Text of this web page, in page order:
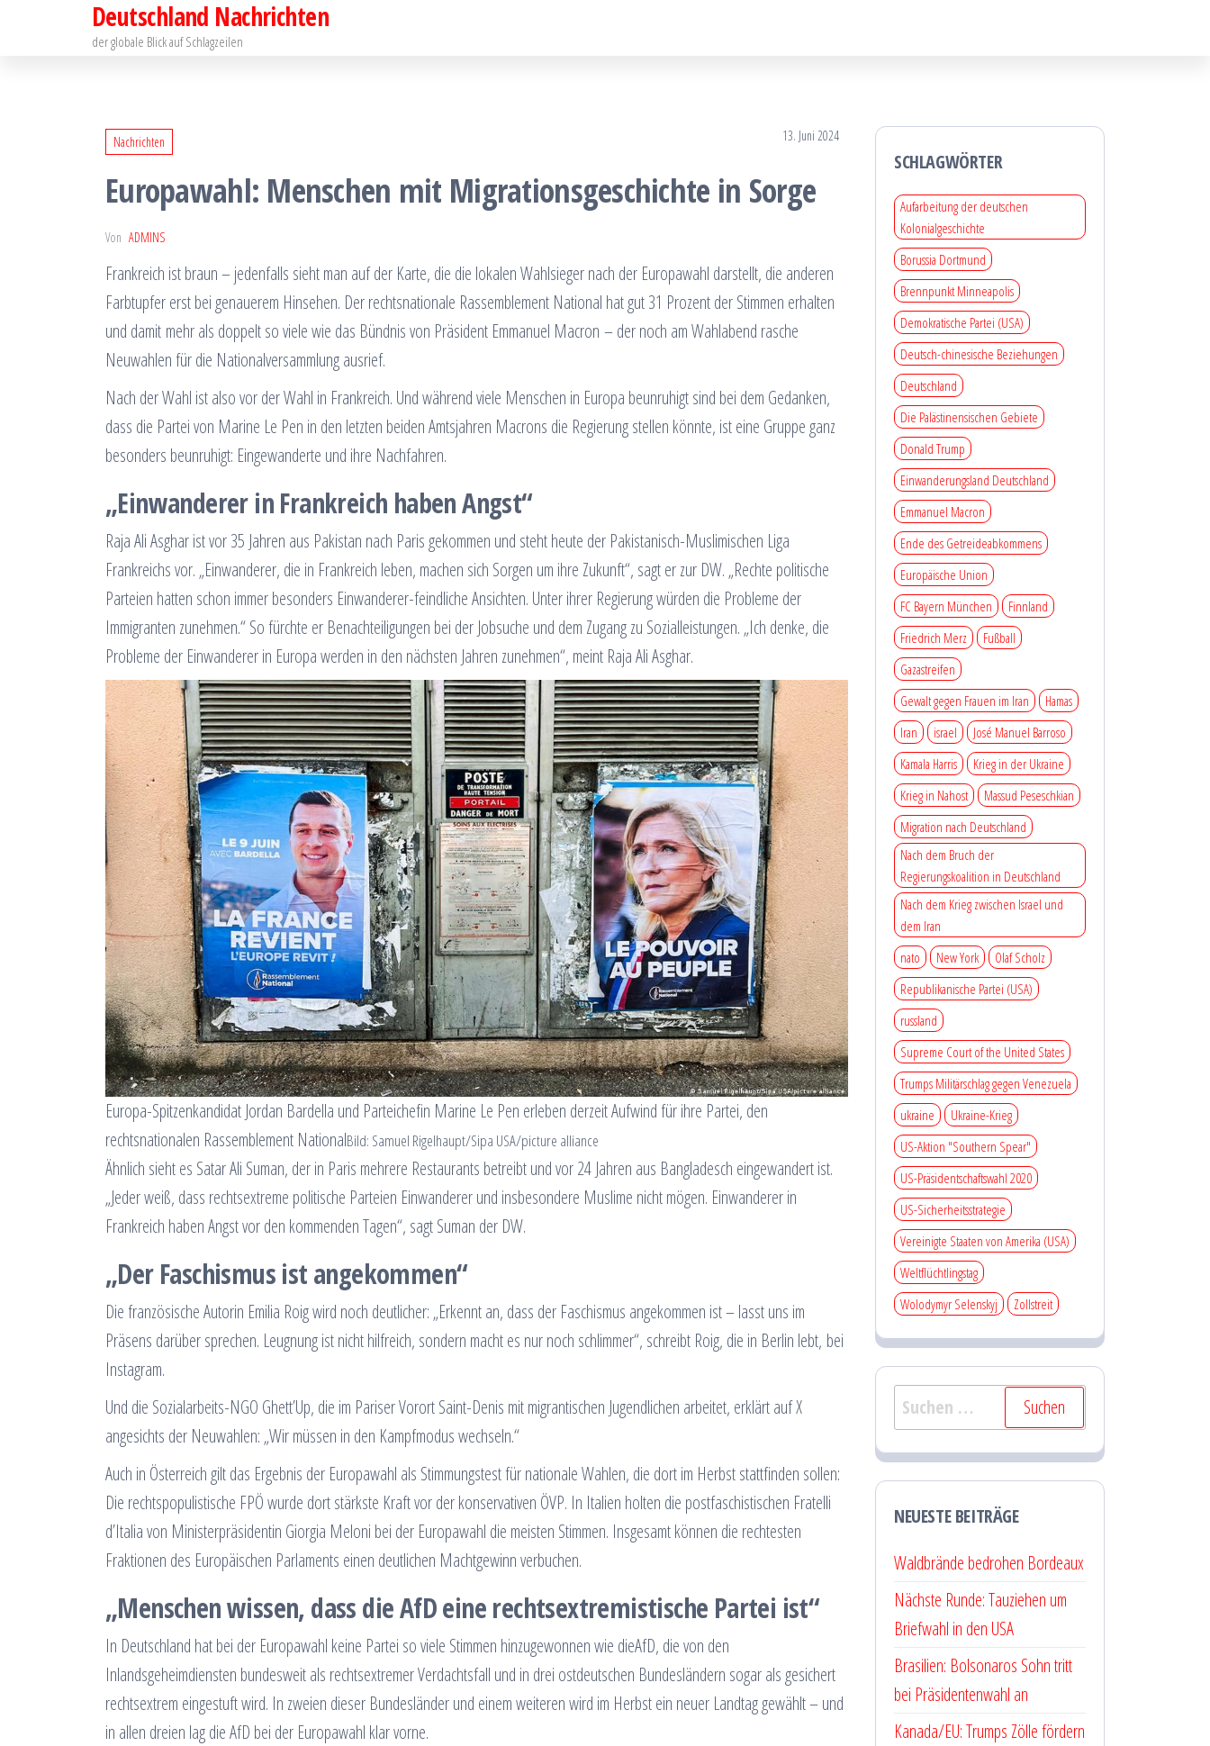
Deutschland Nachrichten
der globale Blick auf Schlagzeilen
Nachrichten 13. Juni 2024
Europawahl: Menschen mit Migrationsgeschichte in Sorge
Von ADMINS
Frankreich ist braun – jedenfalls sieht man auf der Karte, die die lokalen Wahlsieger nach der Europawahl darstellt, die anderen
Farbtupfer erst bei genauerem Hinsehen. Der rechtsnationale Rassemblement National hat gut 31 Prozent der Stimmen erhalten
und damit mehr als doppelt so viele wie das Bündnis von Präsident Emmanuel Macron – der noch am Wahlabend rasche
Neuwahlen für die Nationalversammlung ausrief.
Nach der Wahl ist also vor der Wahl in Frankreich. Und während viele Menschen in Europa beunruhigt sind bei dem Gedanken,
dass die Partei von Marine Le Pen in den letzten beiden Amtsjahren Macrons die Regierung stellen könnte, ist eine Gruppe ganz
besonders beunruhigt: Eingewanderte und ihre Nachfahren.
„Einwanderer in Frankreich haben Angst“
Raja Ali Asghar ist vor 35 Jahren aus Pakistan nach Paris gekommen und steht heute der Pakistanisch-Muslimischen Liga
Frankreichs vor. „Einwanderer, die in Frankreich leben, machen sich Sorgen um ihre Zukunft“, sagt er zur DW. „Rechte politische
Parteien hatten schon immer besonders Einwanderer-feindliche Ansichten. Unter ihrer Regierung würden die Probleme der
Immigranten zunehmen.“ So fürchte er Benachteiligungen bei der Jobsuche und dem Zugang zu Sozialleistungen. „Ich denke, die
Probleme der Einwanderer in Europa werden in den nächsten Jahren zunehmen“, meint Raja Ali Asghar.
Europa-Spitzenkandidat Jordan Bardella und Parteichefin Marine Le Pen erleben derzeit Aufwind für ihre Partei, den
rechtsnationalen Rassemblement NationalBild: Samuel Rigelhaupt/Sipa USA/picture alliance
Ähnlich sieht es Satar Ali Suman, der in Paris mehrere Restaurants betreibt und vor 24 Jahren aus Bangladesch eingewandert ist.
„Jeder weiß, dass rechtsextreme politische Parteien Einwanderer und insbesondere Muslime nicht mögen. Einwanderer in
Frankreich haben Angst vor den kommenden Tagen“, sagt Suman der DW.
„Der Faschismus ist angekommen“
Die französische Autorin Emilia Roig wird noch deutlicher: „Erkennt an, dass der Faschismus angekommen ist – lasst uns im
Präsens darüber sprechen. Leugnung ist nicht hilfreich, sondern macht es nur noch schlimmer“, schreibt Roig, die in Berlin lebt, bei
Instagram.
Und die Sozialarbeits-NGO Ghett’Up, die im Pariser Vorort Saint-Denis mit migrantischen Jugendlichen arbeitet, erklärt auf X
angesichts der Neuwahlen: „Wir müssen in den Kampfmodus wechseln.“
Auch in Österreich gilt das Ergebnis der Europawahl als Stimmungstest für nationale Wahlen, die dort im Herbst stattfinden sollen:
Die rechtspopulistische FPÖ wurde dort stärkste Kraft vor der konservativen ÖVP. In Italien holten die postfaschistischen Fratelli
d’Italia von Ministerpräsidentin Giorgia Meloni bei der Europawahl die meisten Stimmen. Insgesamt können die rechtesten
Fraktionen des Europäischen Parlaments einen deutlichen Machtgewinn verbuchen.
„Menschen wissen, dass die AfD eine rechtsextremistische Partei ist“
In Deutschland hat bei der Europawahl keine Partei so viele Stimmen hinzugewonnen wie dieAfD, die von den
Inlandsgeheimdiensten bundesweit als rechtsextremer Verdachtsfall und in drei ostdeutschen Bundesländern sogar als gesichert
rechtsextrem eingestuft wird. In zweien dieser Bundesländer und einem weiteren wird im Herbst ein neuer Landtag gewählt – und
in allen dreien lag die AfD bei der Europawahl klar vorne.
SCHLAGWÖRTER
Aufarbeitung der deutschen
Kolonialgeschichte
Borussia Dortmund
Brennpunkt Minneapolis
Demokratische Partei (USA)
Deutsch-chinesische Beziehungen
Deutschland
Die Palästinensischen Gebiete
Donald Trump
Einwanderungsland Deutschland
Emmanuel Macron
Ende des Getreideabkommens
Europäische Union
FC Bayern München
Finnland
Friedrich Merz
Fußball
Gazastreifen
Gewalt gegen Frauen im Iran
Hamas
Iran
israel
José Manuel Barroso
Kamala Harris
Krieg in der Ukraine
Krieg in Nahost
Massud Peseschkian
Migration nach Deutschland
Nach dem Bruch der
Regierungskoalition in Deutschland
Nach dem Krieg zwischen Israel und
dem Iran
nato
New York
Olaf Scholz
Republikanische Partei (USA)
russland
Supreme Court of the United States
Trumps Militärschlag gegen Venezuela
ukraine
Ukraine-Krieg
US-Aktion "Southern Spear"
US-Präsidentschaftswahl 2020
US-Sicherheitsstrategie
Vereinigte Staaten von Amerika (USA)
Weltflüchtlingstag
Wolodymyr Selenskyj
Zollstreit
Suchen
nach:
NEUESTE BEITRÄGE
Waldbrände bedrohen Bordeaux
Nächste Runde: Tauziehen um
Briefwahl in den USA
Brasilien: Bolsonaros Sohn tritt
bei Präsidentenwahl an
Kanada/EU: Trumps Zölle fördern